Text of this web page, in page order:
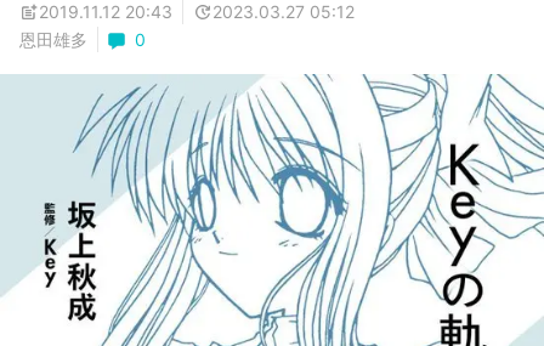
2019.11.12 20:43
2023.03.27 05:12
恩田雄多
0